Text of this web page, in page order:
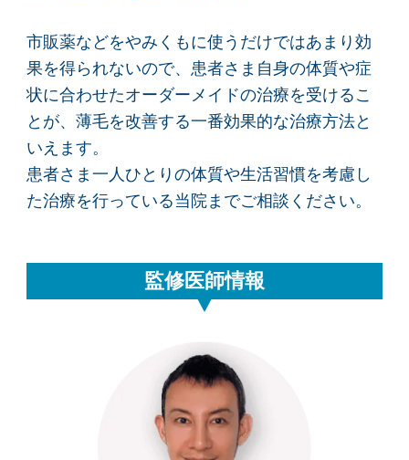
市販薬などをやみくもに使うだけではあまり効
果を得られないので、患者さま自身の体質や症
状に合わせたオーダーメイドの治療を受けるこ
とが、薄毛を改善する一番効果的な治療方法と
いえます。
患者さま一人ひとりの体質や生活習慣を考慮し
た治療を行っている当院までご相談ください。
監修医師情報